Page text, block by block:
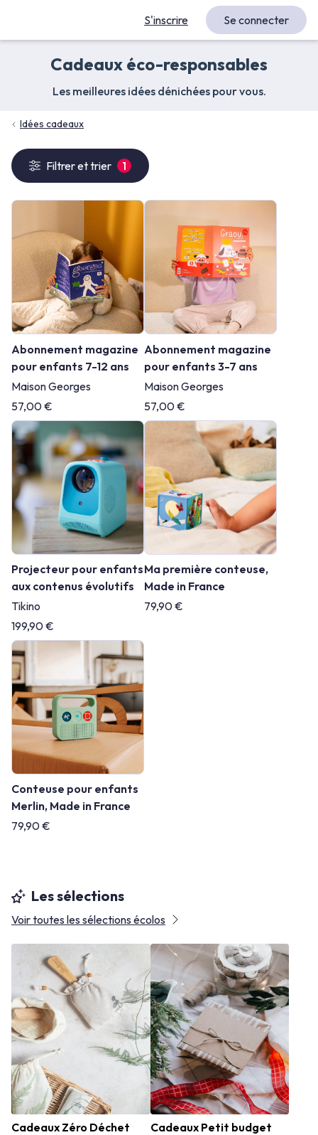
S'inscrire Se connecter
Cadeaux éco-responsables
Les meilleures idées dénichées pour vous.
Idées cadeaux
Filtrer et trier 1
Abonnement magazine
pour enfants 7-12 ans
Maison Georges
57,00 €
Abonnement magazine
pour enfants 3-7 ans
Maison Georges
57,00 €
Projecteur pour enfants
aux contenus évolutifs
Tikino
199,90 €
Ma première conteuse,
Made in France
79,90 €
Conteuse pour enfants
Merlin, Made in France
79,90 €
Les sélections
Voir toutes les sélections écolos
Cadeaux Zéro Déchet Cadeaux Petit budget